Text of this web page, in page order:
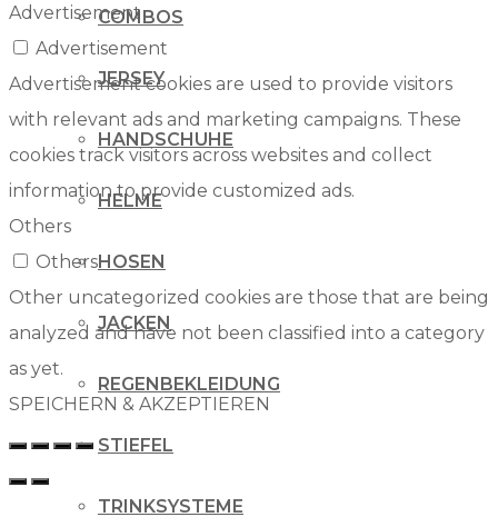
COMBOS
JERSEY
HANDSCHUHE
HELME
HOSEN
JACKEN
REGENBEKLEIDUNG
STIEFEL
TRINKSYSTEME
Advertisement
Advertisement
Advertisement cookies are used to provide visitors
with relevant ads and marketing campaigns. These
cookies track visitors across websites and collect
information to provide customized ads.
Others
Others
Other uncategorized cookies are those that are being
analyzed and have not been classified into a category
as yet.
SPEICHERN & AKZEPTIEREN